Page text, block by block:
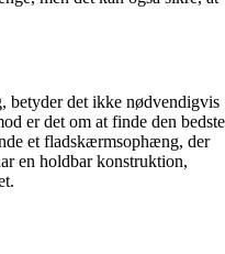
betyder det ikke nødvendigvis
er det om at finde den bedste
et fladskærmsophæng, der
en holdbar konstruktion,